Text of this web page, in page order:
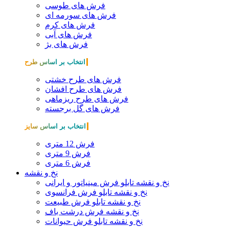
فرش های طوسی
فرش های سورمه ای
فرش های کرم
فرش های آبی
فرش های بژ
انتخاب بر اساس طرح
فرش های طرح خشتی
فرش های طرح افشان
فرش های طرح ریزماهی
فرش های گل برجسته
انتخاب بر اساس سایز
فرش 12 متری
فرش 9 متری
فرش 6 متری
نخ و نقشه
نخ و نقشه تابلو فرش مینیاتور و ایرانی
نخ و نقشه تابلو فرش فرانسوی
نخ و نقشه تابلو فرش طبیعت
نخ و نقشه فرش درشت باف
نخ و نقشه تابلو فرش حیوانات